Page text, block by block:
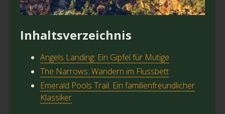
Inhaltsverzeichnis
Angels Landing: Ein Gipfel für Mutige
The Narrows: Wandern im Flussbett
Emerald Pools Trail: Ein familienfreundlicher
Klassiker